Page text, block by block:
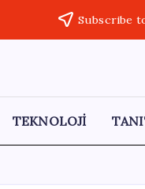
Subscribe
TEKNOLOJİ